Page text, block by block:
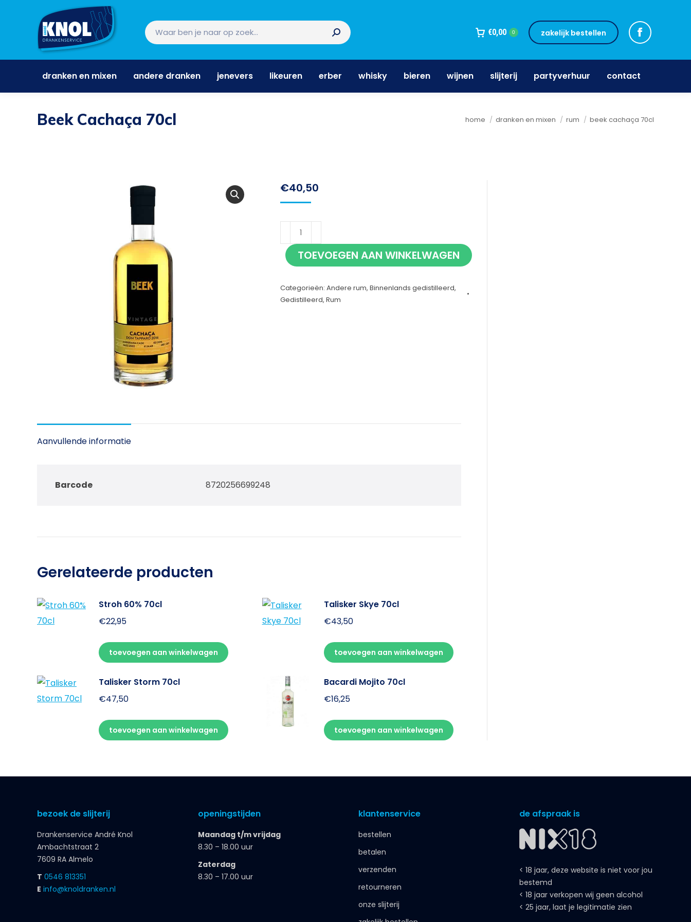
€0,00 0 zakelijk bestellen
dranken en mixen andere dranken jenevers likeuren erber whisky bieren wijnen slijterij partyverhuur contact
Beek Cachaça 70cl Je bent hier:
home dranken en mixen rum beek cachaça 70cl
€40,50
Cachaça
70cl
TOEVOEGEN AAN WINKELWAGEN
Categorieën: Andere rum, Binnenlands gedistilleerd,
Gedistilleerd, Rum
Aanvullende informatie
Barcode 8720256699248
Gerelateerde producten
Stroh 60% 70cl
€22,95
toevoegen aan winkelwagen
Talisker Skye 70cl
€43,50
toevoegen aan winkelwagen
Talisker Storm 70cl
€47,50
toevoegen aan winkelwagen
Bacardi Mojito 70cl
€16,25
toevoegen aan winkelwagen
bezoek de slijterij
Drankenservice André Knol
Ambachtstraat 2
7609 RA Almelo
T 0546 813351
E info@knoldranken.nl
openingstijden
Maandag t/m vrijdag
8.30 – 18.00 uur
Zaterdag
8.30 – 17.00 uur
klantenservice
bestellen
betalen
verzenden
retourneren
onze slijterij
de afspraak is
< 18 jaar, deze website is niet voor jou
bestemd
< 18 jaar verkopen wij geen alcohol
< 25 jaar, laat je legitimatie zien
dranken en mixen